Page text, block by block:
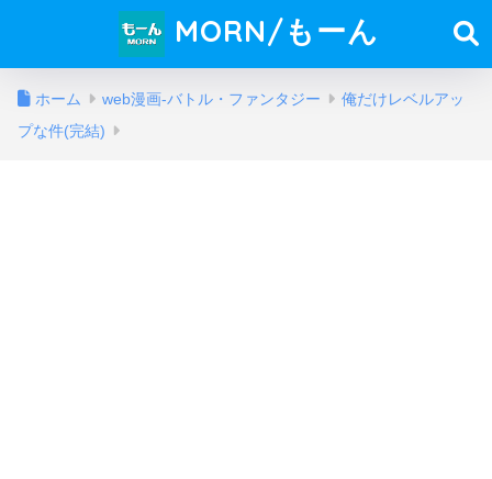
MORN/もーん
ホーム web漫画-バトル・ファンタジー
俺だけレベルアッ
プな件(完結)